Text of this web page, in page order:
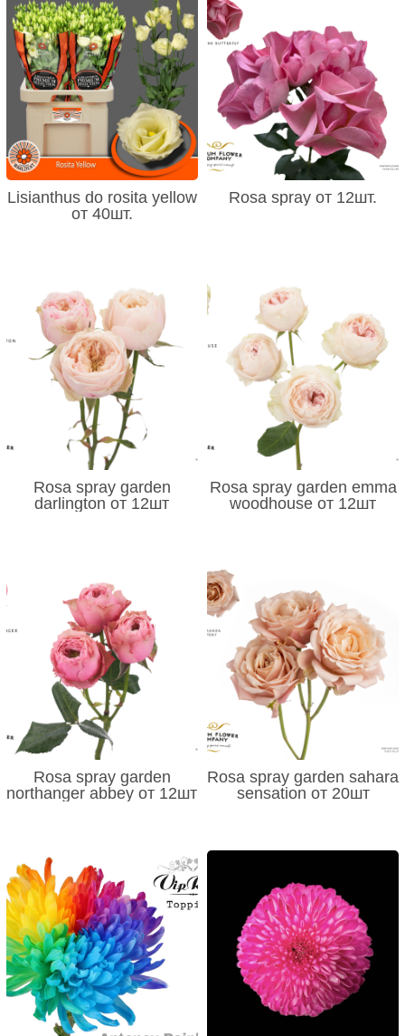
Lisianthus do rosita yellow
от 40шт.
Rosa spray от 12шт.
Rosa spray garden
darlington от 12шт
Rosa spray garden emma
woodhouse от 12шт
Rosa spray garden
northanger abbey от 12шт
Rosa spray garden sahara
sensation от 20шт